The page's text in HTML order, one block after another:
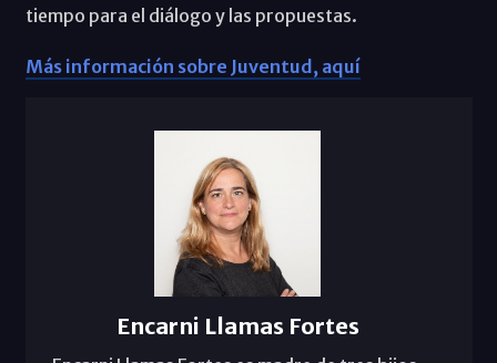
tiempo para el diálogo y las propuestas.
Más información sobre Juventud, aquí
Encarni Llamas Fortes